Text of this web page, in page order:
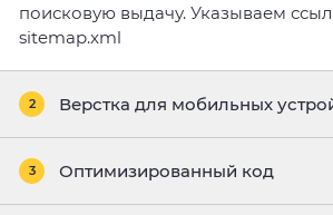
поисковую выдачу. Указываем
sitemap.xml
2 Верстка для мобильных
3 Оптимизированный код